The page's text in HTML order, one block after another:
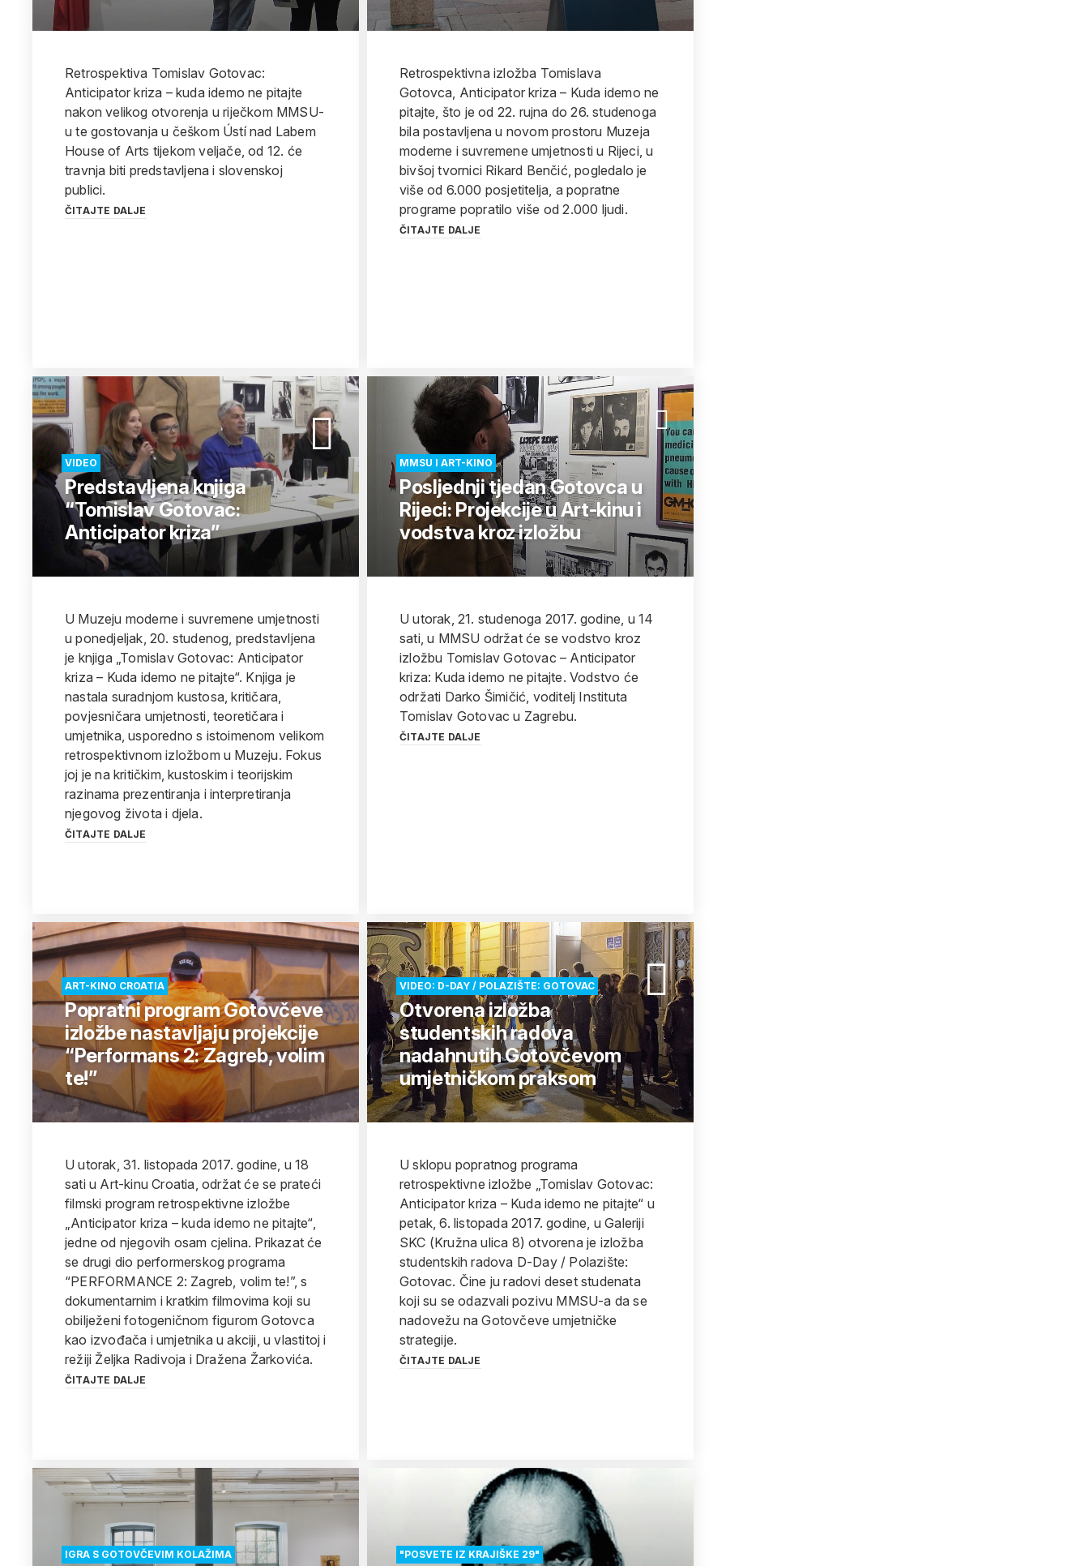
Retrospektiva Tomislav Gotovac:
Anticipator kriza – kuda idemo ne pitajte
nakon velikog otvorenja u riječkom MMSU-
u te gostovanja u češkom Ústí nad Labem
House of Arts tijekom veljače, od 12. će
travnja biti predstavljena i slovenskoj
publici.
ČITAJTE DALJE
Retrospektivna izložba Tomislava
Gotovca, Anticipator kriza – Kuda idemo ne
pitajte, što je od 22. rujna do 26. studenoga
bila postavljena u novom prostoru Muzeja
moderne i suvremene umjetnosti u Rijeci, u
bivšoj tvornici Rikard Benčić, pogledalo je
više od 6.000 posjetitelja, a popratne
programe popratilo više od 2.000 ljudi.
ČITAJTE DALJE
VIDEO
Predstavljena knjiga
“Tomislav Gotovac:
Anticipator kriza”
U Muzeju moderne i suvremene umjetnosti
u ponedjeljak, 20. studenog, predstavljena
je knjiga „Tomislav Gotovac: Anticipator
kriza – Kuda idemo ne pitajte“. Knjiga je
nastala suradnjom kustosa, kritičara,
povjesničara umjetnosti, teoretičara i
umjetnika, usporedno s istoimenom velikom
retrospektivnom izložbom u Muzeju. Fokus
joj je na kritičkim, kustoskim i teorijskim
razinama prezentiranja i interpretiranja
njegovog života i djela.
ČITAJTE DALJE
MMSU I ART-KINO
Posljednji tjedan Gotovca u
Rijeci: Projekcije u Art-kinu i
vodstva kroz izložbu
U utorak, 21. studenoga 2017. godine, u 14
sati, u MMSU održat će se vodstvo kroz
izložbu Tomislav Gotovac – Anticipator
kriza: Kuda idemo ne pitajte. Vodstvo će
održati Darko Šimičić, voditelj Instituta
Tomislav Gotovac u Zagrebu.
ČITAJTE DALJE
ART-KINO CROATIA
Popratni program Gotovčeve
izložbe nastavljaju projekcije
“Performans 2: Zagreb, volim
te!”
U utorak, 31. listopada 2017. godine, u 18
sati u Art-kinu Croatia, održat će se prateći
filmski program retrospektivne izložbe
„Anticipator kriza – kuda idemo ne pitajte“,
jedne od njegovih osam cjelina. Prikazat će
se drugi dio performerskog programa
“PERFORMANCE 2: Zagreb, volim te!”, s
dokumentarnim i kratkim filmovima koji su
obilježeni fotogeničnom figurom Gotovca
kao izvođača i umjetnika u akciji, u vlastitoj i
režiji Željka Radivoja i Dražena Žarkovića.
ČITAJTE DALJE
VIDEO: D-DAY / POLAZIŠTE: GOTOVAC
Otvorena izložba
studentskih radova
nadahnutih Gotovčevom
umjetničkom praksom
U sklopu popratnog programa
retrospektivne izložbe „Tomislav Gotovac:
Anticipator kriza – Kuda idemo ne pitajte“ u
petak, 6. listopada 2017. godine, u Galeriji
SKC (Kružna ulica 8) otvorena je izložba
studentskih radova D-Day / Polazište:
Gotovac. Čine ju radovi deset studenata
koji su se odazvali pozivu MMSU-a da se
nadovežu na Gotovčeve umjetničke
strategije.
ČITAJTE DALJE
IGRA S GOTOVČEVIM KOLAŽIMA "POSVETE IZ KRAJIŠKE 29"